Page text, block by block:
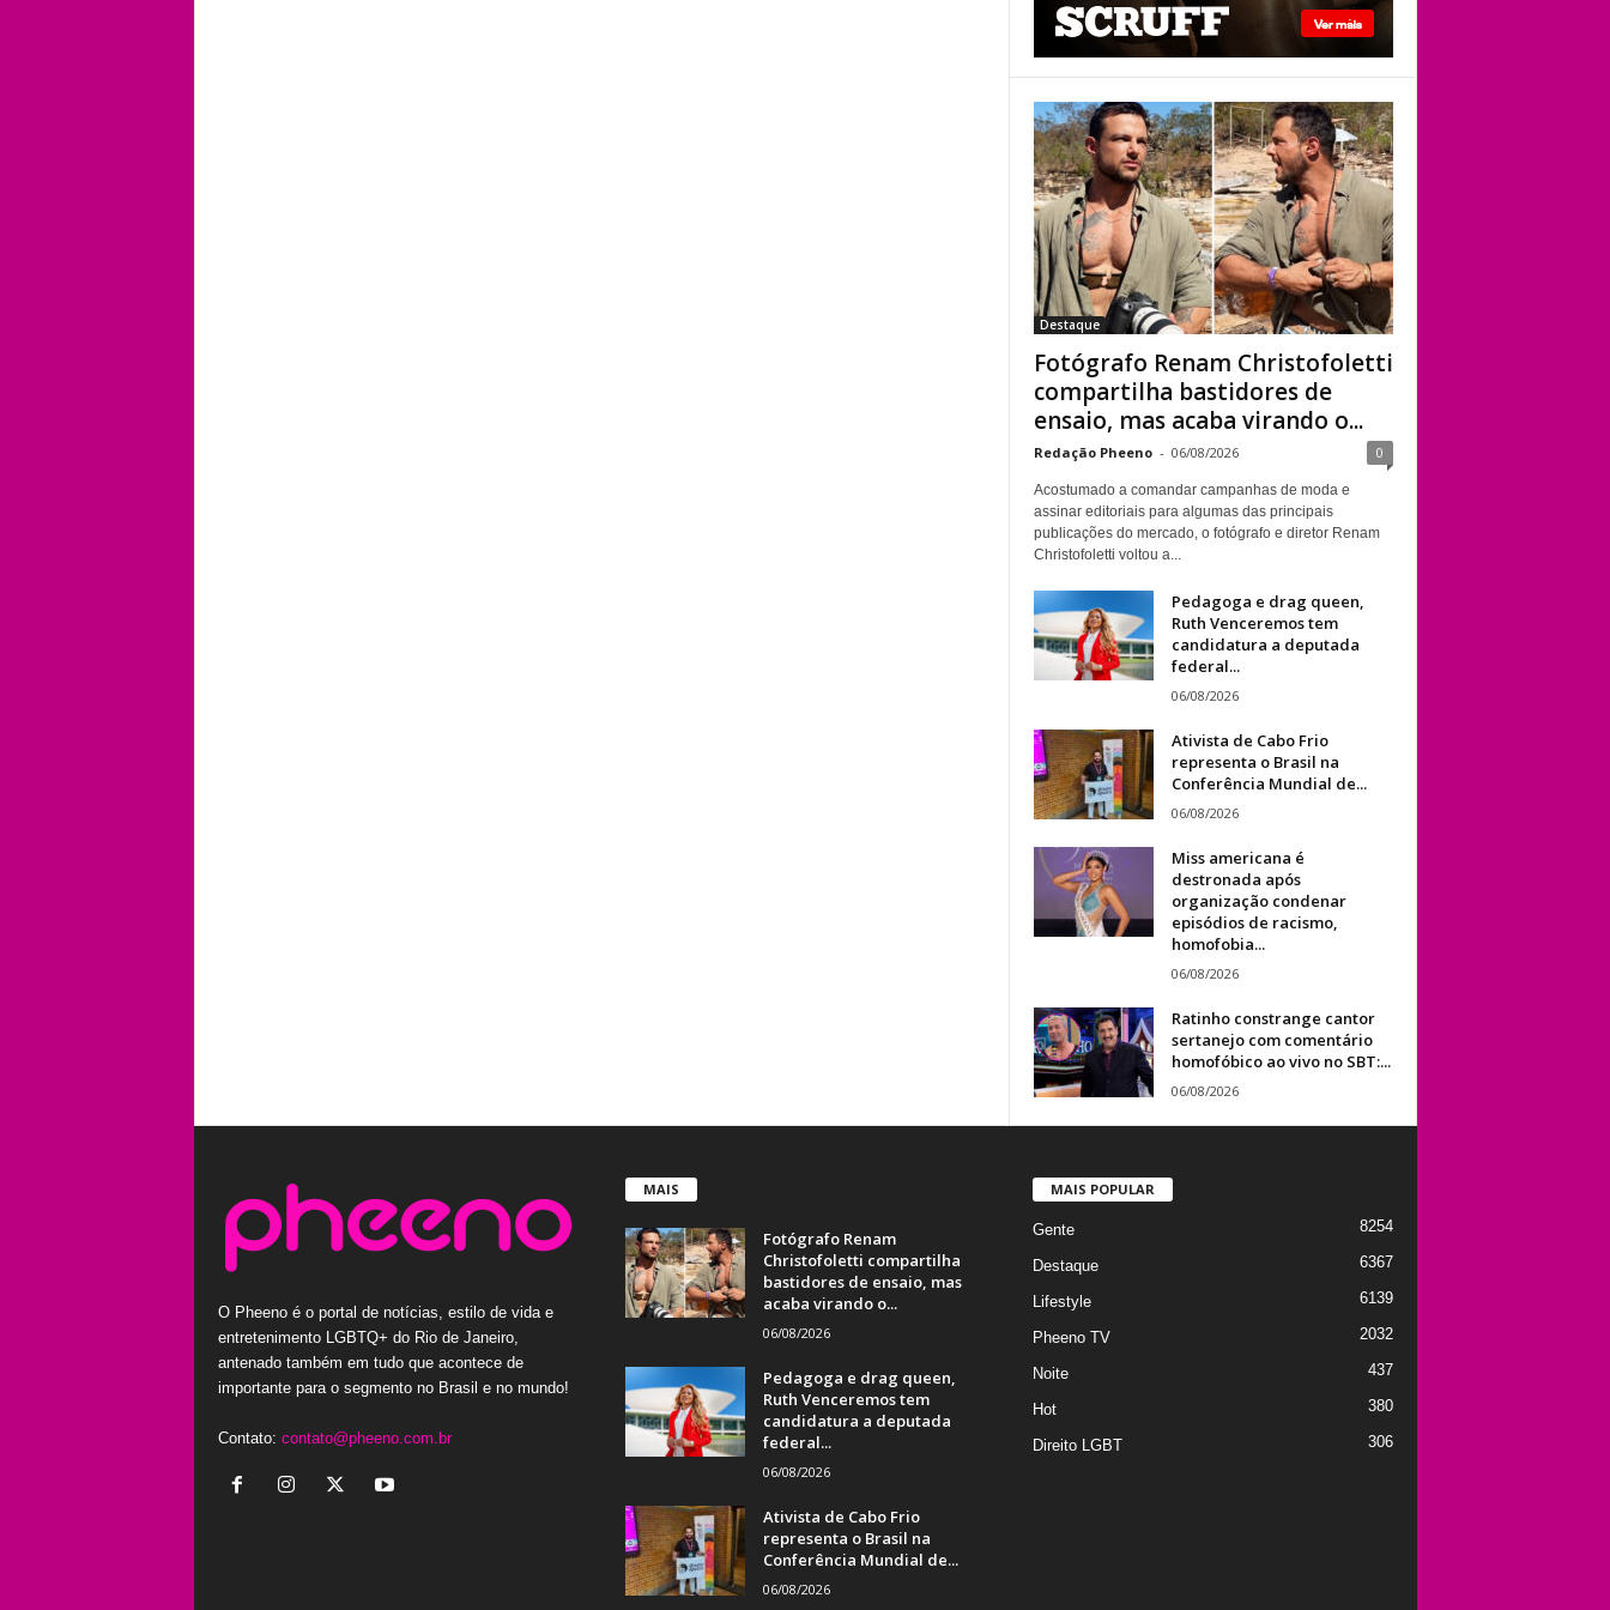
viado”
Christofoletti
compartilha
bastidores de
ensaio, mas acaba
virando o centro das
atenções
Destaque
Fotógrafo Renam Christofoletti
compartilha bastidores de
ensaio, mas acaba virando o...
Redação Pheeno - 06/08/2026 0
Acostumado a comandar campanhas de moda e
assinar editoriais para algumas das principais
publicações do mercado, o fotógrafo e diretor Renam
Christofoletti voltou a...
Pedagoga e drag queen,
Ruth Venceremos tem
candidatura a deputada
federal...
06/08/2026
Ativista de Cabo Frio
representa o Brasil na
Conferência Mundial de...
06/08/2026
Miss americana é
destronada após
organização condenar
episódios de racismo,
homofobia...
06/08/2026
Ratinho constrange cantor
sertanejo com comentário
homofóbico ao vivo no SBT:...
06/08/2026
O Pheeno é o portal de notícias, estilo de vida e
entretenimento LGBTQ+ do Rio de Janeiro,
antenado também em tudo que acontece de
importante para o segmento no Brasil e no mundo!
Contato: contato@pheeno.com.br
MAIS
Fotógrafo Renam
Christofoletti compartilha
bastidores de ensaio, mas
acaba virando o...
06/08/2026
Pedagoga e drag queen,
Ruth Venceremos tem
candidatura a deputada
federal...
06/08/2026
Ativista de Cabo Frio
representa o Brasil na
Conferência Mundial de...
06/08/2026
MAIS POPULAR
Gente 8254
Destaque 6367
Lifestyle 6139
Pheeno TV 2032
Noite 437
Hot 380
Direito LGBT 306